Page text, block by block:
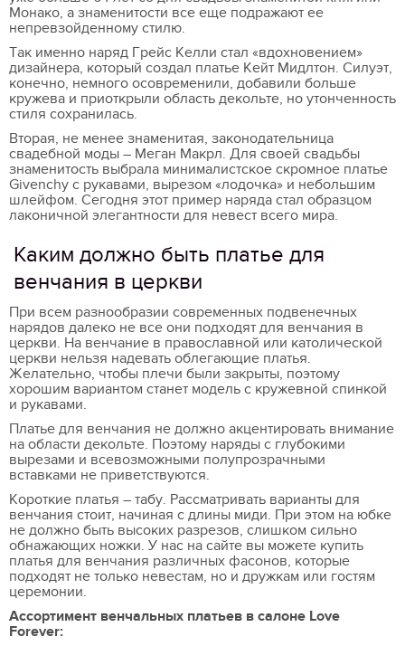
Монако, а знаменитости все еще подражают ее
непревзойденному стилю.
Так именно наряд Грейс Келли стал «вдохновением»
дизайнера, который создал платье Кейт Мидлтон. Силуэт,
конечно, немного осовременили, добавили больше
кружева и приоткрыли область декольте, но утонченность
стиля сохранилась.
Вторая, не менее знаменитая, законодательница
свадебной моды – Меган Макрл. Для своей свадьбы
знаменитость выбрала минималистское скромное платье
Givenchy с рукавами, вырезом «лодочка» и небольшим
шлейфом. Сегодня этот пример наряда стал образцом
лаконичной элегантности для невест всего мира.
Каким должно быть платье для
венчания в церкви
При всем разнообразии современных подвенечных
нарядов далеко не все они подходят для венчания в
церкви. На венчание в православной или католической
церкви нельзя надевать облегающие платья.
Желательно, чтобы плечи были закрыты, поэтому
хорошим вариантом станет модель с кружевной спинкой
и рукавами.
Платье для венчания не должно акцентировать внимание
на области декольте. Поэтому наряды с глубокими
вырезами и всевозможными полупрозрачными
вставками не приветствуются.
Короткие платья – табу. Рассматривать варианты для
венчания стоит, начиная с длины миди. При этом на юбке
не должно быть высоких разрезов, слишком сильно
обнажающих ножки. У нас на сайте вы можете купить
платья для венчания различных фасонов, которые
подходят не только невестам, но и дружкам или гостям
церемонии.
Ассортимент венчальных платьев в салоне Love
Forever: